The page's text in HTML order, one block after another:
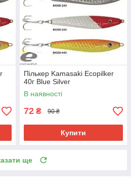
Пількер Kamasaki Ecopilker
40г Blue Silver
В наявності
72 ₴ 90 ₴
Купити
ще